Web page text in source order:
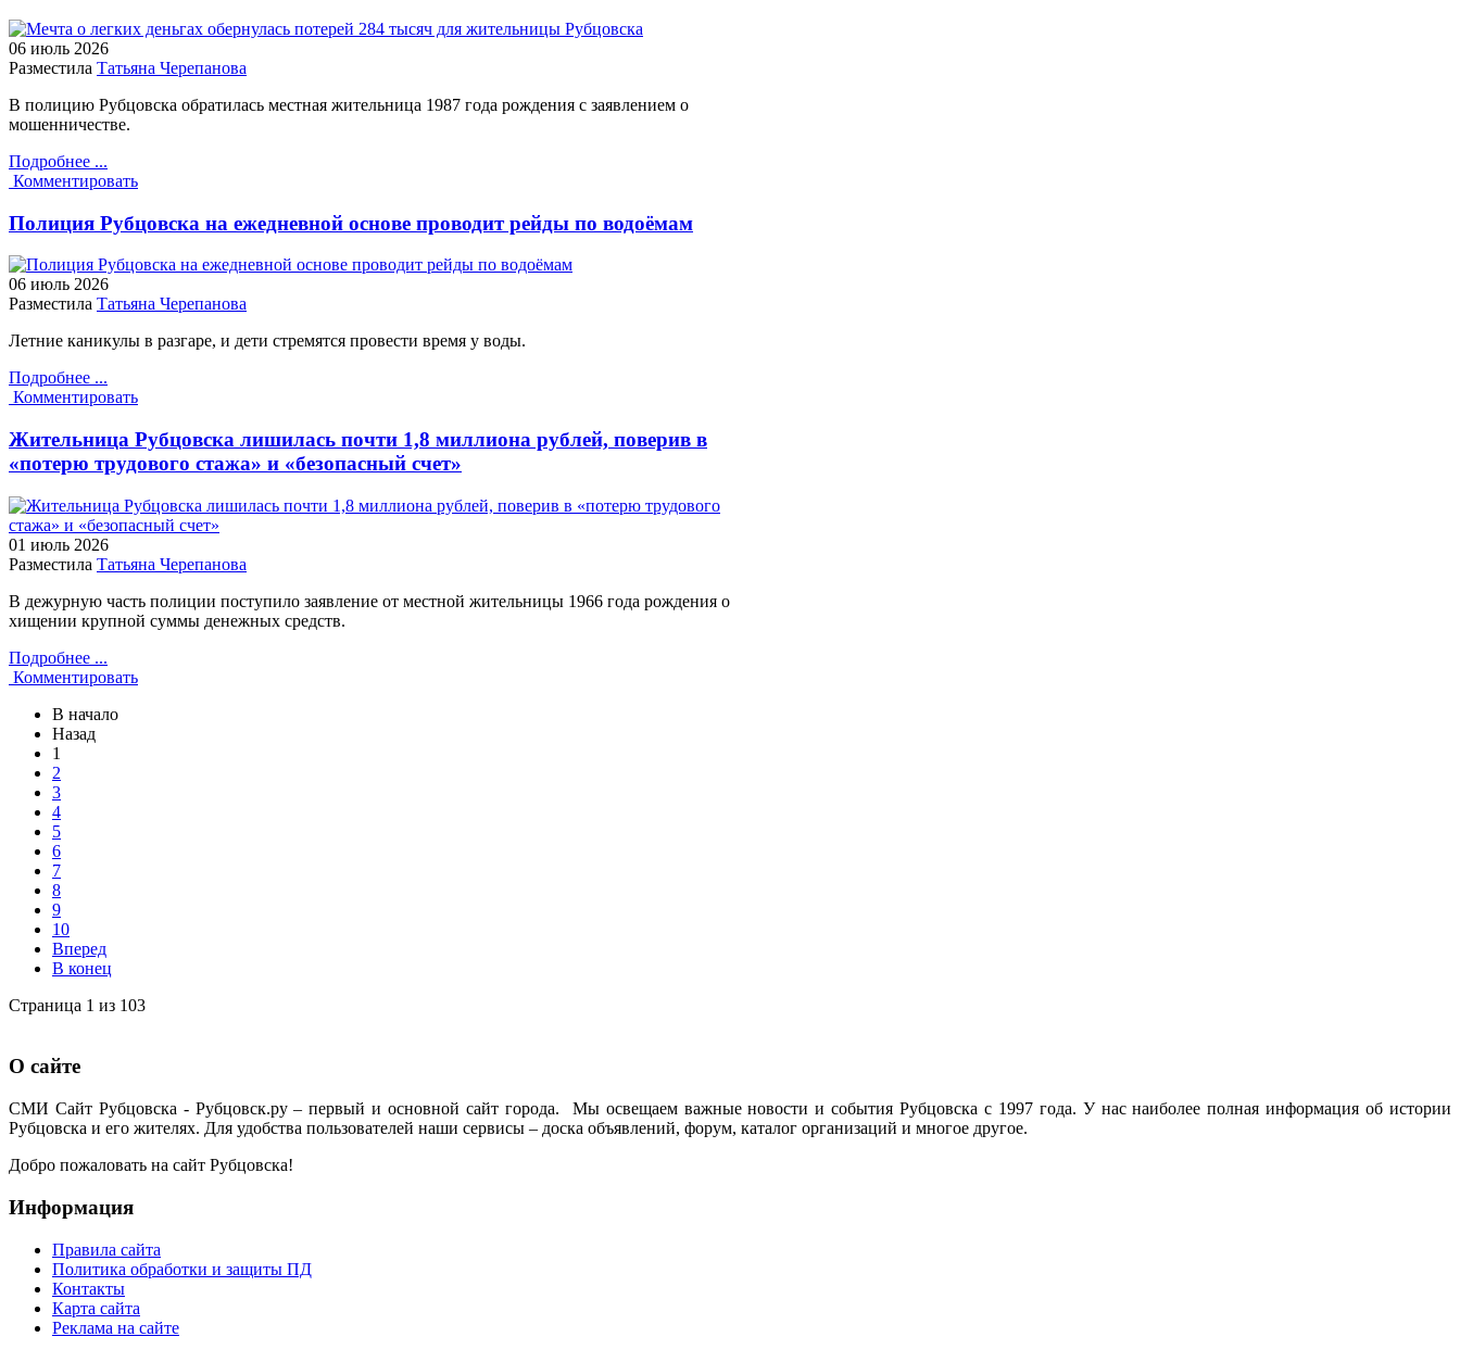
06 июль 2026
Разместила Татьяна Черепанова
В полицию Рубцовска обратилась местная жительница 1987 года рождения с заявлением о
мошенничестве.
Подробнее ...
Комментировать
Полиция Рубцовска на ежедневной основе проводит рейды по водоёмам
06 июль 2026
Разместила Татьяна Черепанова
Летние каникулы в разгаре, и дети стремятся провести время у воды.
Подробнее ...
Комментировать
Жительница Рубцовска лишилась почти 1,8 миллиона рублей, поверив в
«потерю трудового стажа» и «безопасный счет»
01 июль 2026
Разместила Татьяна Черепанова
В дежурную часть полиции поступило заявление от местной жительницы 1966 года рождения о
хищении крупной суммы денежных средств.
Подробнее ...
Комментировать
В начало
Назад
1
2
3
4
5
6
7
8
9
10
Вперед
В конец
Страница 1 из 103
О сайте
СМИ Сайт Рубцовска - Рубцовск.ру – первый и основной сайт города. Мы освещаем важные новости и события Рубцовска с 1997 года. У нас наиболее полная информация об истории
Рубцовска и его жителях. Для удобства пользователей наши сервисы – доска объявлений, форум, каталог организаций и многое другое.
Добро пожаловать на сайт Рубцовска!
Информация
Правила сайта
Политика обработки и защиты ПД
Контакты
Карта сайта
Реклама на сайте